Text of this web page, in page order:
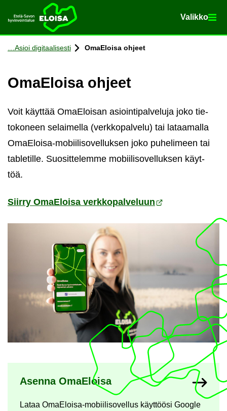
Etusi­vu Va­lik­ko
Va­lik­ko
Siir­ry si­säl­töön
Asioi di­gi­taa­li­ses­ti OmaE­loi­sa oh­jeet
OmaE­loi­sa oh­jeet
Voit käyt­tää OmaE­loi­san asioin­ti­pal­ve­lu­ja joko tie­
to­ko­neen se­lai­mel­la (verk­ko­pal­ve­lu) tai la­taa­mal­la
OmaEloisa-​mobiilisovelluksen joko pu­he­li­meen tai
table­til­le. Suo­sit­te­lem­me mo­bii­li­so­vel­luk­sen käyt­
töä.
Siir­ry OmaE­loi­sa verk­ko­pal­ve­luun
Ny­kyi­sen sivun ala­si­vut
Asen­na OmaE­loi­sa
Lataa OmaEloisa-​​mobiilisovellus käyt­töö­si Google